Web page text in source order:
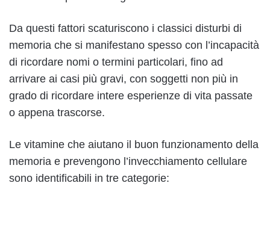
Da questi fattori scaturiscono i classici disturbi di
memoria che si manifestano spesso con l’incapacità
di ricordare nomi o termini particolari, fino ad
arrivare ai casi più gravi, con soggetti non più in
grado di ricordare intere esperienze di vita passate
o appena trascorse.
Le vitamine che aiutano il buon funzionamento della
memoria e prevengono l’invecchiamento cellulare
sono identificabili in tre categorie: